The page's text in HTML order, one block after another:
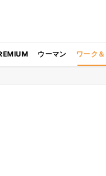
ウーマン ワーク